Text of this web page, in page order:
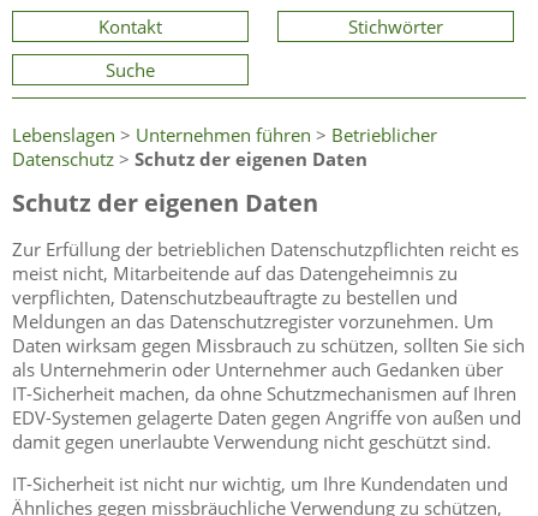
Kontakt
Stichwörter
Suche
Lebenslagen > Unternehmen führen > Betrieblicher
Datenschutz > Schutz der eigenen Daten
Schutz der eigenen Daten
Zur Erfüllung der betrieblichen Datenschutzpflichten reicht es
meist nicht, Mitarbeitende auf das Datengeheimnis zu
verpflichten, Datenschutzbeauftragte zu bestellen und
Meldungen an das Datenschutzregister vorzunehmen. Um
Daten wirksam gegen Missbrauch zu schützen, sollten Sie sich
als Unternehmerin oder Unternehmer auch Gedanken über
IT-Sicherheit machen, da ohne Schutzmechanismen auf Ihren
EDV-Systemen gelagerte Daten gegen Angriffe von außen und
damit gegen unerlaubte Verwendung nicht geschützt sind.
IT-Sicherheit ist nicht nur wichtig, um Ihre Kundendaten und
Ähnliches gegen missbräuchliche Verwendung zu schützen,